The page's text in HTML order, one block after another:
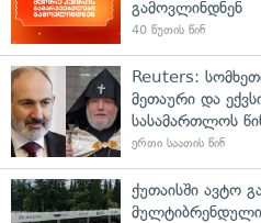
გამოვლინდნენ
40 წუთის წინ
Reuters:
მეთაური და
სასამართლოს
ერთი საათის წინ
ქუთაისში ავტო
მულტიბრენდული